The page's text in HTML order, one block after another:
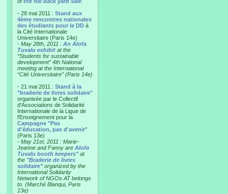
- 28 mai 2011 : Stand aux
4ème rencontres nationales
des étudiants pour le DD à
la Cité Internationale
Universitaire (Paris 14e)
- May 28th, 2011 : An Alofa
Tuvalu exhibit at the
“Students for sustainable
development” 4th National
meeting at the International
“Cité Universitaire” (Paris 14e)
- 21 mai 2011 : Stand à la
"braderie de livres solidaire"
organisée par le Collectif
d'Associations de Solidarité
Internationale de la Ligue de
l'Enseignement pour la
Campagne "Pas
d'éducation, pas d'avenir"
(Paris 13e)
- May 21st, 2011 : Marie-
Jeanne and Fanny are Alofa
Tuvalu booth keepers"at
the "Braderie de livres
solidaire"organized by the
International Solidarity
Network of NGOs AT belongs
to. (Marché Blanqui, Paris
13e)